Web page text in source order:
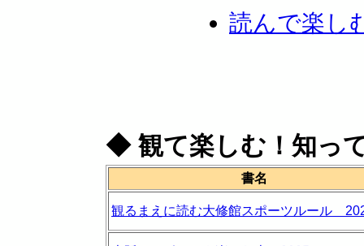
読んで楽し
◆ 観て楽しむ！知っ
書名
観るまえに読む大修館スポーツルール